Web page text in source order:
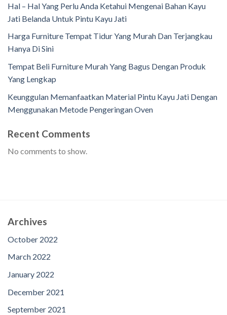
Hal – Hal Yang Perlu Anda Ketahui Mengenai Bahan Kayu
Jati Belanda Untuk Pintu Kayu Jati
Harga Furniture Tempat Tidur Yang Murah Dan Terjangkau
Hanya Di Sini
Tempat Beli Furniture Murah Yang Bagus Dengan Produk
Yang Lengkap
Keunggulan Memanfaatkan Material Pintu Kayu Jati Dengan
Menggunakan Metode Pengeringan Oven
Recent Comments
No comments to show.
Archives
October 2022
March 2022
January 2022
December 2021
September 2021